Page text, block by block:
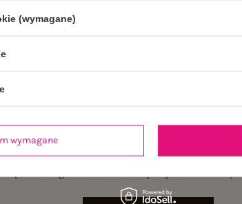
(wymagane)
wymagane